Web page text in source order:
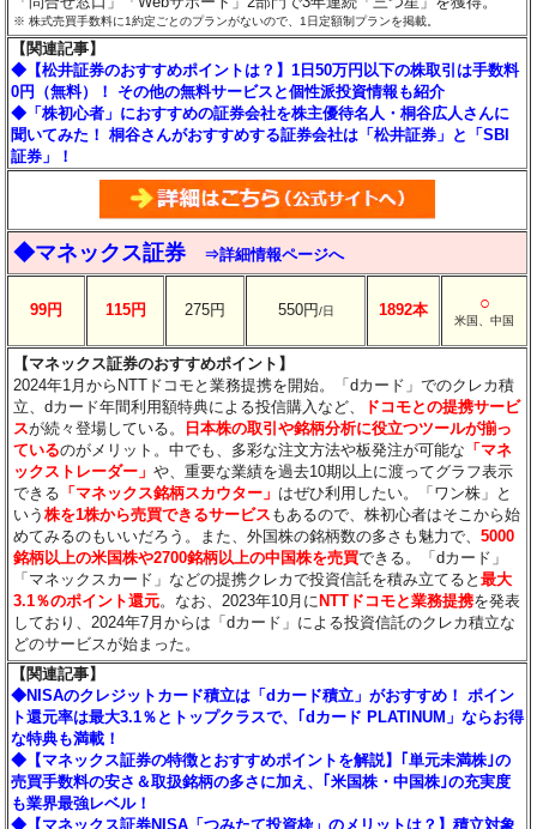
※ 株式売買手数料に1約定ごとのプランがないので、1日定額制プランを掲載。
【関連記事】
◆【松井証券のおすすめポイントは？】1日50万円以下の株取引は手数料
0円（無料）！ その他の無料サービスと個性派投資情報も紹介
◆「株初心者」におすすめの証券会社を株主優待名人・桐谷広人さんに
聞いてみた！ 桐谷さんがおすすめする証券会社は「松井証券」と「SBI
証券」！
◆マネックス証券 ⇒詳細情報ページへ
99円 115円 275円 550円/日 1892本 ○
米国、中国
【マネックス証券のおすすめポイント】
2024年1月からNTTドコモと業務提携を開始。「dカード」でのクレカ積
立、dカード年間利用額特典による投信購入など、
ドコモとの提携サービ
スが続々登場している。
日本株の取引や銘柄分析に役立つツールが揃っ
ているのがメリット。中でも、多彩な注文方法や板発注が可能な 「マネ
ックストレーダー」や、重要な業績を過去10期以上に渡ってグラフ表示
できる 「マネックス銘柄スカウター」 はぜひ利用したい。「ワン株」と
いう株を1株から売買できるサービス もあるので、株初心者はそこから始
めてみるのもいいだろう。また、外国株の銘柄数の多さも魅力で、5000
銘柄以上の米国株や2700銘柄以上の中国株を売買できる。「dカード」
「マネックスカード」などの提携クレカで投資信託を積み立てると最大
3.1％のポイント還元。なお、2023年10月にNTTドコモと業務提携を発表
しており、2024年7月からは「dカード」による投資信託のクレカ積立な
どのサービスが始まった。
【関連記事】
◆NISAのクレジットカード積立は「dカード積立」がおすすめ！ ポイン
ト還元率は最大3.1％とトップクラスで、｢dカード PLATINUM」ならお得
な特典も満載！
◆【マネックス証券の特徴とおすすめポイントを解説】｢単元未満株｣の
売買手数料の安さ＆取扱銘柄の多さに加え、｢米国株・中国株｣の充実度
も業界最強レベル！
◆【マネックス証券NISA「つみたて投資枠」のメリットは？】積立対象